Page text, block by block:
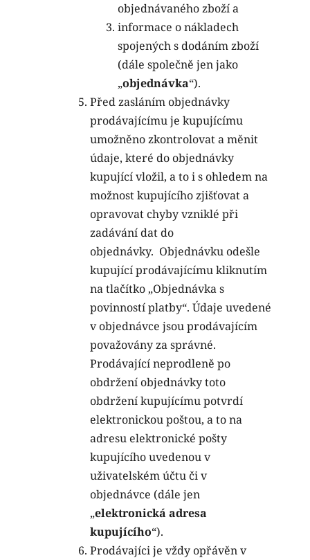
objednávaného zboží a
informace o nákladech
spojených s dodáním zboží
(dále společně jen jako
„objednávka“).
Před zasláním objednávky
prodávajícímu je kupujícímu
umožněno zkontrolovat a měnit
údaje, které do objednávky
kupující vložil, a to i s ohledem na
možnost kupujícího zjišťovat a
opravovat chyby vzniklé při
zadávání dat do
objednávky. Objednávku odešle
kupující prodávajícímu kliknutím
na tlačítko „Objednávka s
povinností platby“. Údaje uvedené
v objednávce jsou prodávajícím
považovány za správné.
Prodávající neprodleně po
obdržení objednávky toto
obdržení kupujícímu potvrdí
elektronickou poštou, a to na
adresu elektronické pošty
kupujícího uvedenou v
uživatelském účtu či v
objednávce (dále jen
„elektronická adresa
kupujícího“).
Prodávajíci je vždy opřávěn v